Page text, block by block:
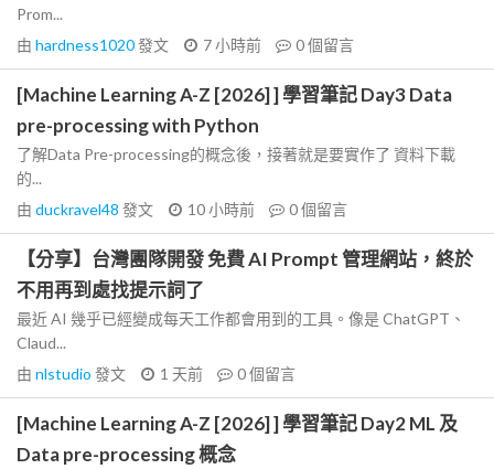
Prom...
由 hardness1020發文 7 小時前 0個留言
[Machine Learning A-Z [2026] ] 學習筆記 Day3 Data
pre-processing with Python
了解Data Pre-processing的概念後，接著就是要實作了 資料下載
的...
由 duckravel48 發文 10 小時前 0個留言
【分享】台灣團隊開發 免費 AI Prompt 管理網站，終於
不用再到處找提示詞了
最近 AI 幾乎已經變成每天工作都會用到的工具。像是 ChatGPT、
Claud...
由 nlstudio 發文 1 天前 0個留言
[Machine Learning A-Z [2026] ] 學習筆記 Day2 ML 及
Data pre-processing 概念